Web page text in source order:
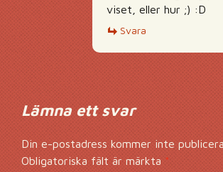
viset, eller hur ;) :D
Svara
Lämna ett svar
Din e-postadress kommer inte
Obligatoriska fält är märkta*